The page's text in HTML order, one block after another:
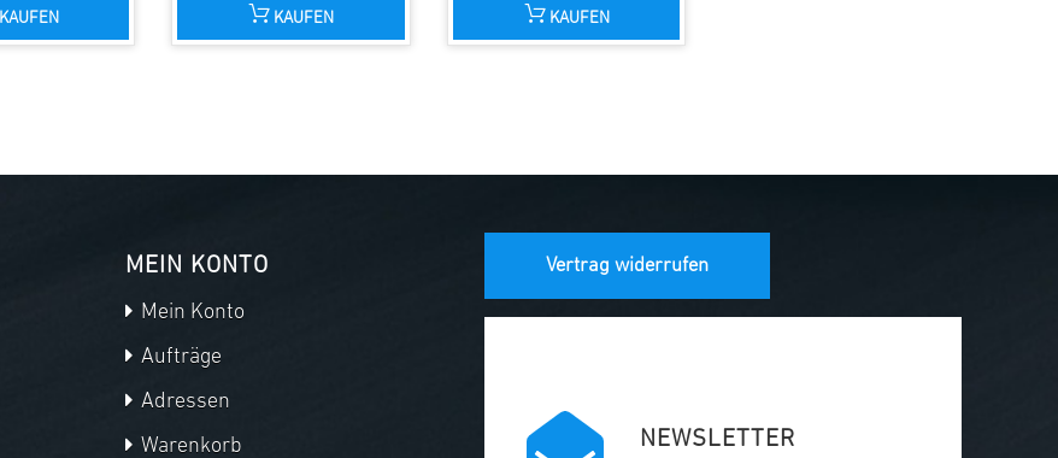
KAUFEN KAUFEN KAUFEN
MEIN KONTO
Mein Konto
Aufträge
Adressen
Warenkorb
Vertrag widerrufen
NEWSLETTER